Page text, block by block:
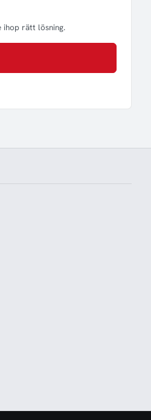
ihop rätt lösning.